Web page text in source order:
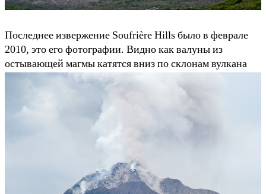
Последнее извержение Soufrière Hills было в феврале
2010, это его фотографии. Видно как валуны из
остывающей магмы катятся вниз по склонам вулкана